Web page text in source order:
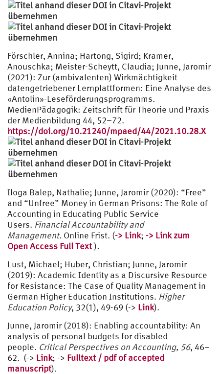
Förschler, Annina; Hartong, Sigird; Kramer,
Anouschka; Meister-Scheytt, Claudia; Junne, Jaromir
(2021): Zur (ambivalenten) Wirkmächtigkeit
datengetriebener Lernplattformen: Eine Analyse des
«Antolin»-Leseförderungsprogramms.
MedienPädagogik: Zeitschrift für Theorie und Praxis
der Medienbildung 44, 52–72.
https://doi.org/10.21240/mpaed/44/2021.10.28.X
Iloga Balep, Nathalie; Junne, Jaromir (2020): “Free”
and “Unfree” Money in German Prisons: The Role of
Accounting in Educating Public Service
Users. Financial Accountability and
Management. Online Frist. (-> Link; -> Link zum
Open Access Full Text).
Lust, Michael; Huber, Christian; Junne, Jaromir
(2019): Academic Identity as a Discursive Resource
for Resistance: The Case of Quality Management in
German Higher Education Institutions. Higher
Education Policy, 32(1), 49-69 (-> Link).
Junne, Jaromir (2018): Enabling accountability: An
analysis of personal budgets for disabled
people. Critical Perspectives on Accounting, 56, 46–
62. (-> Link; -> Fulltext / pdf of accepted
manuscript).